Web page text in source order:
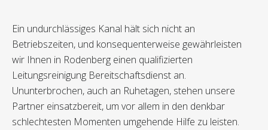
Ein undurchlässiges Kanal hält sich nicht an
Betriebszeiten, und konsequenterweise gewährleisten
wir Ihnen in Rodenberg einen qualifizierten
Leitungsreinigung Bereitschaftsdienst an.
Ununterbrochen, auch an Ruhetagen, stehen unsere
Partner einsatzbereit, um vor allem in den denkbar
schlechtesten Momenten umgehende Hilfe zu leisten.